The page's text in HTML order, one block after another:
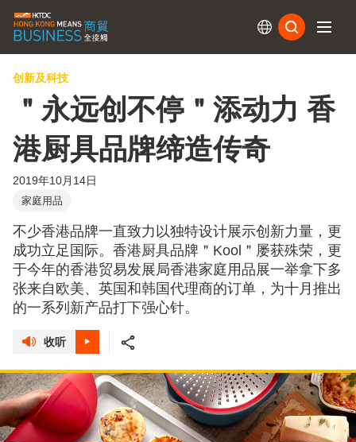
创新及科技
＂永远创不停＂添动力 香
港厨具品牌缔造传奇
2019年10月14日
家庭用品
不少香港品牌一直致力以独特设计展示创新力量，更
成功立足国际。香港厨具品牌＂Kool＂屡获殊荣，更
于今年的香港贸易发展局香港家庭用品展一举拿下多
张来自欧美、英国和韩国代理商的订单，为十月推出
的一系列新产品打下强心针。
收听